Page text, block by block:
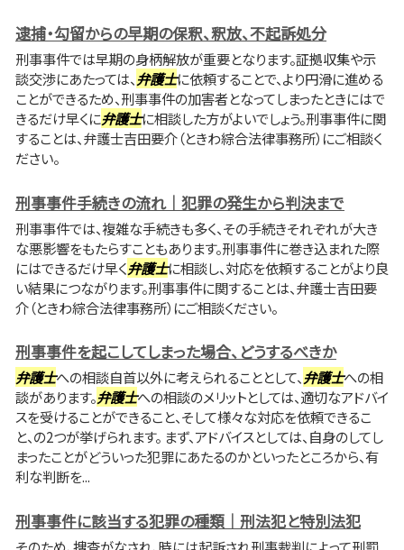
逮捕・勾留からの早期の保釈、釈放、不起訴処分
刑事事件では早期の身柄解放が重要となります。証拠収集や示
談交渉にあたっては、 弁護士に依頼することで、より円滑に進める
ことができるため、刑事事件の加害者となってしまったときにはで
きるだけ早くに弁護士に相談した方がよいでしょう。刑事事件に関
することは、弁護士吉田要介（ときわ綜合法律事務所）にご相談く
ださい。
刑事事件手続きの流れ｜犯罪の発生から判決まで
刑事事件では、複雑な手続きも多く、その手続きそれぞれが大き
な悪影響をもたらすこともあります。刑事事件に巻き込まれた際
にはできるだけ早く弁護士に相談し、対応を依頼することがより良
い結果につながります。刑事事件に関することは、弁護士吉田要
介（ときわ綜合法律事務所）にご相談ください。
刑事事件を起こしてしまった場合、どうするべきか
弁護士への相談自首以外に考えられることとして、 弁護士への相
談があります。弁護士への相談のメリットとしては、適切なアドバイ
スを受けることができること、そして様々な対応を依頼できるこ
と、の2つが挙げられます。 まず、アドバイスとしては、自身のしてし
まったことがどういった犯罪にあたるのかといったところから、有
利な判断を...
刑事事件に該当する犯罪の種類｜刑法犯と特別法犯